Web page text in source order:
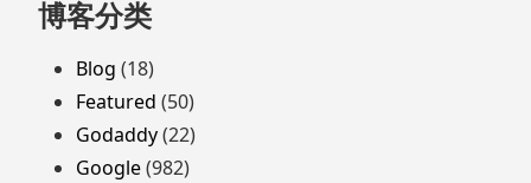
跳
至
页
脚
博客分类
Blog (18)
Featured (50)
Godaddy(22)
Google(982)